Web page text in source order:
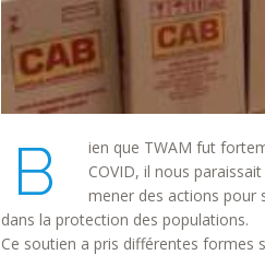
B
ien que TWAM fut
COVID, il nous
mener des actions pour
dans la protection des populations.
Ce soutien a pris différentes formes